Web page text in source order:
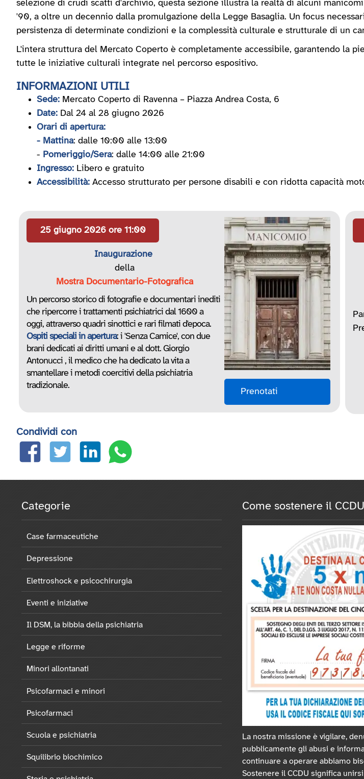
selezione di crudi scatti d'archivio, questa sezione illustra la realtà di alcuni
'90, a oltre un decennio dalla promulgazione della Legge Basaglia. Un focus
persistenza di determinate condizioni e la complessità culturale e strutturale di un
L'intera struttura del Mercato Coperto è completamente accessibile, garantendo la
tutte le iniziative culturali integrate nel percorso espositivo.
INFORMAZIONI UTILI
Sede: Mercato Coperto di Ravenna – Piazza Andrea Costa, 6
Date: Dal 24 al 28 giugno 2026
Orari di apertura:
- Mattina: dalle 10:00 alle 13:00
- Pomeriggio/Sera: dalle 14:00 alle 21:00
Ingresso: Libero e gratuito
Accessibilità: Accesso strutturato per persone disabili e con ridotta capacità
25 giugno 2026 ore 11:00
Prenotati
Inaugurazione
della
Mostra Documentario-Fotografica
Un percorso storico di fotografie e documentari inediti
che ripercorre i trattamenti psichiatrici dal 1600 a
oggi, attraverso quadri sinottici e rari filmati d'epoca.
Ospiti speciali in apertura: i 'Senza Camice', con due
brani dedicati ai diritti umani e al dott. Giorgio
Antonucci , il medico che ha dedicato la vita a
smantellare i metodi coercitivi della psichiatria
tradizionale.
Condividi con
Categorie
Case farmaceutiche
Depressione
Elettroshock e psicochirurgia
Eventi e iniziative
Il DSM, la bibbia della psichiatria
Legge e riforme
Minori allontanati
Psicofarmaci e minori
Psicofarmaci
Scuola e psichiatria
Squilibrio biochimico
Come sostenere il
La nostra missione è vigilare,
pubblicamente gli abusi e
continuare a operare abbiamo
Sostenere il CCDU significa